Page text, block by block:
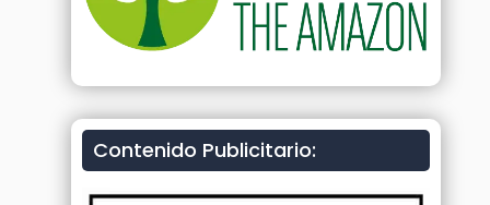
Contenido Publicitario: